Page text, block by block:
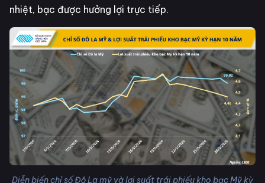
nhiệt, bạc được hưởng lợi trực tiếp.
Diễn biến chỉ số Đô La mỹ và lợi suất trái phiếu kho bạc Mỹ kỳ